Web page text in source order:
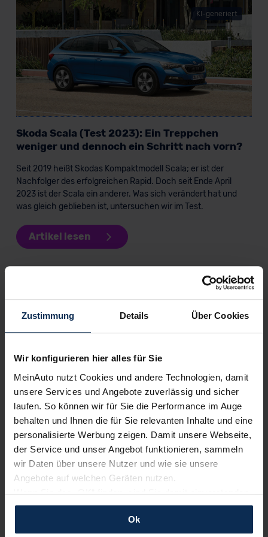
Zustimmung Details Über Cookies
Wir konfigurieren hier alles für Sie
MeinAuto nutzt Cookies und andere Technologien, damit
unsere Services und Angebote zuverlässig und sicher
laufen. So können wir für Sie die Performance im Auge
behalten und Ihnen die für Sie relevanten Inhalte und eine
personalisierte Werbung zeigen. Damit unsere Webseite,
der Service und unser Angebot funktionieren, sammeln
wir Daten über unsere Nutzer und wie sie unsere
Angebote auf welchen Geräten nutzen.
Wenn Sie das „OK“ finden, sind Sie damit einverstanden
und erlauben uns Cookies für unseren Service zu
verwenden und diese Daten an Dritte weiterzugeben,
Ok
KI-generiert
Skoda Scala (Test 2023): Ein Treppchen
weniger und dennoch ein Schritt nach vorn?
Seit 2019 heißt Skodas Kompaktmodell Scala; er ist der
Nachfolger des erfolgreichen Rapid. Doch seit Ende April
2023 ist der Scala ein anderer. Was sich verändert hat und
was gleich geblieben ist, untersuchen wir im Test.
Artikel lesen
KI-generiert
Skoda Enyaq iV (Test 2023): Umfangreich erneuert.
Auch umfangreich verbessert?
KI-generiert